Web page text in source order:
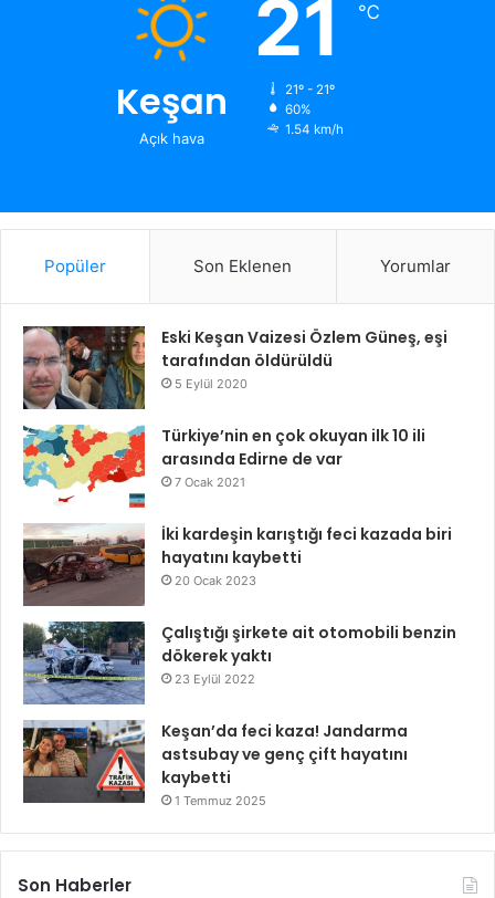
Keşan
Açık hava
21 ℃
21º - 21º
60%
1.54 km/h
Popüler Son Eklenen Yorumlar
Eski Keşan Vaizesi Özlem Güneş, eşi
tarafından öldürüldü
5 Eylül 2020
Türkiye’nin en çok okuyan ilk 10 ili
arasında Edirne de var
7 Ocak 2021
İki kardeşin karıştığı feci kazada biri
hayatını kaybetti
20 Ocak 2023
Çalıştığı şirkete ait otomobili benzin
dökerek yaktı
23 Eylül 2022
Keşan’da feci kaza! Jandarma
astsubay ve genç çift hayatını
kaybetti
1 Temmuz 2025
Son Haberler